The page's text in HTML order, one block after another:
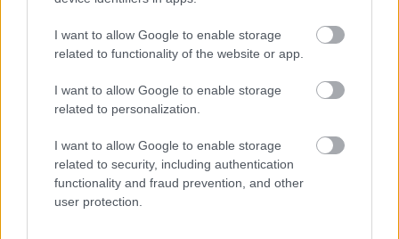
I want to allow Google to enable storage
related to functionality of the website or app.
I want to allow Google to enable storage
related to personalization.
I want to allow Google to enable storage
related to security, including authentication
functionality and fraud prevention, and other
user protection.
Kontakt